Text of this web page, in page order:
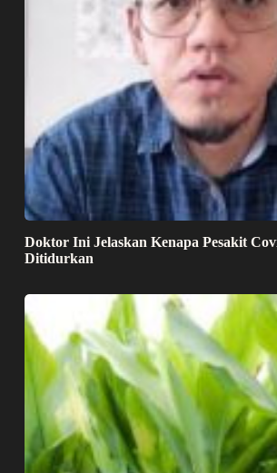
Doktor Ini Jelaskan Kenapa Pesakit
Ditidurkan